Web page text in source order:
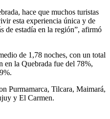
hace que muchos turistas
esta experiencia única y de
de estadía en la región”, afirmó
de 1,78 noches, con un total
en la Quebrada fue del 78%,
Purmamarca, Tilcara, Maimará,
y El Carmen.